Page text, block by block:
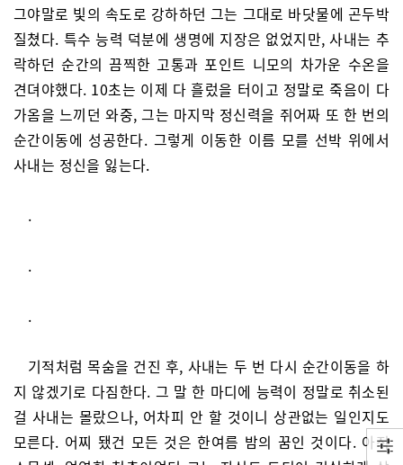
그야말로 빛의 속도로 강하하던 그는 그대로 바닷물에 곤두박
질쳤다. 특수 능력 덕분에 생명에 지장은 없었지만, 사내는 추
락하던 순간의 끔찍한 고통과 포인트 니모의 차가운 수온을
견뎌야했다. 10초는 이제 다 흘렀을 터이고 정말로 죽음이 다
가옴을 느끼던 와중, 그는 마지막 정신력을 쥐어짜 또 한 번의
순간이동에 성공한다. 그렇게 이동한 이름 모를 선박 위에서
사내는 정신을 잃는다.
.
.
.
기적처럼 목숨을 건진 후, 사내는 두 번 다시 순간이동을 하
지 않겠기로 다짐한다. 그 말 한 마디에 능력이 정말로 취소된
걸 사내는 몰랐으나, 어차피 안 할 것이니 상관없는 일인지도
모른다. 어찌 됐건 모든 것은 한여름 밤의 꿈인 것이다. 아직